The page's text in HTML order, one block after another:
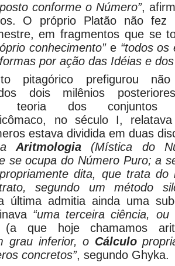
conforme o Número”,
O próprio Platão não fez
em fragmentos que se
conhecimento”e “todos os
por ação das Idéias e
pitagórico prefigurou
dois milênios
teoria dos
no século I,
estava dividida em duas
Aritmologia (Mística do
se ocupa do Número Puro; a
propriamente dita, que trata do
segundo um método
última admitia ainda uma
“uma terceira ciência, ou
(a que hoje chamamos
grau inferior, o Cálculo
concretos”, segundo Ghyka.